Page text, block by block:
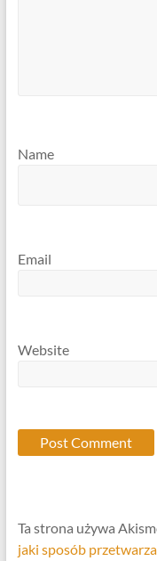
Name
Email
Website
Ta strona używa
jaki sposób